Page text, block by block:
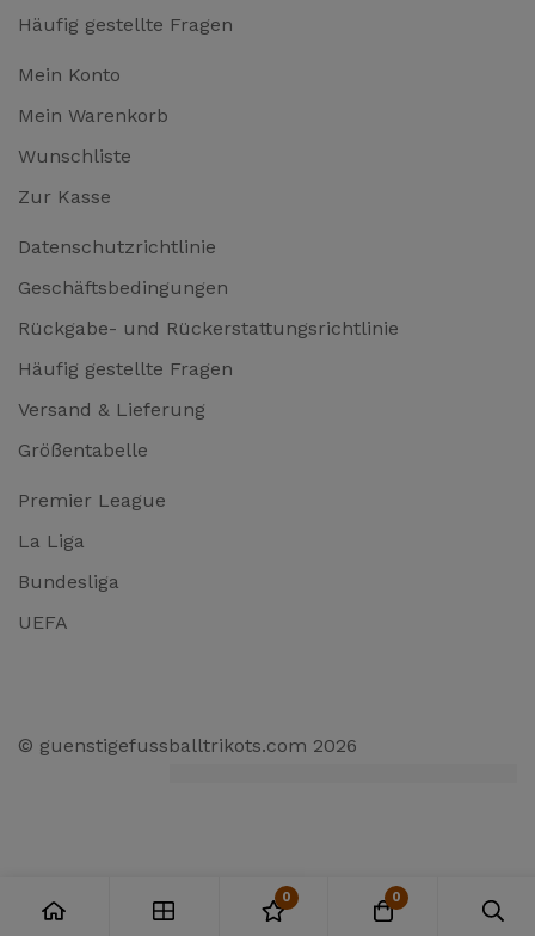
Häufig gestellte Fragen
Mein Konto
Mein Warenkorb
Wunschliste
Zur Kasse
Datenschutzrichtlinie
Geschäftsbedingungen
Rückgabe- und Rückerstattungsrichtlinie
Häufig gestellte Fragen
Versand & Lieferung
Größentabelle
Premier League
La Liga
Bundesliga
UEFA
© guenstigefussballtrikots.com 2026
0 0